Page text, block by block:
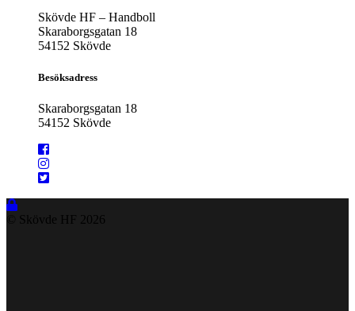
Skövde HF – Handboll
Skaraborgsgatan 18
54152 Skövde
Besöksadress
Skaraborgsgatan 18
54152 Skövde
© Skövde HF 2026